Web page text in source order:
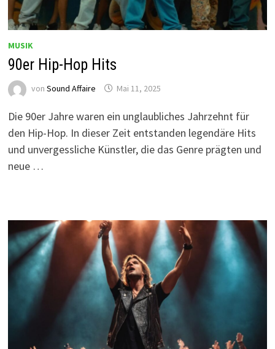
MUSIK
90er Hip-Hop Hits
von Sound Affaire Mai 11, 2025
Die 90er Jahre waren ein unglaubliches Jahrzehnt für
den Hip-Hop. In dieser Zeit entstanden legendäre Hits
und unvergessliche Künstler, die das Genre prägten und
neue …